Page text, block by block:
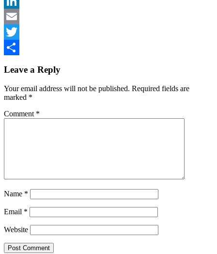
LinkedIn
Email
Twitter
Leave a Reply
Your email address will not be published. Required fields are
marked *
Comment *
Name *
Email *
Website